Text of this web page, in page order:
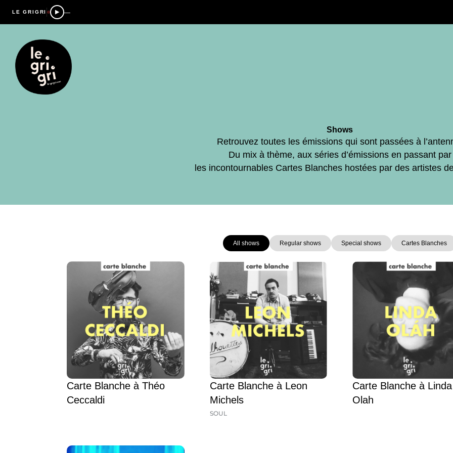
LE GRIGRI —
Shows
Retrouvez toutes les émissions qui sont passées à
Du mix à thème, aux séries d’émissions en passant par
les incontournables Cartes Blanches hostées par des artistes
All shows Regular shows Special shows Cartes Blanches
Carte Blanche à Théo
Ceccaldi
Carte Blanche à Leon
Michels
SOUL
Carte Blanche à Linda
Olah
Page PagePage